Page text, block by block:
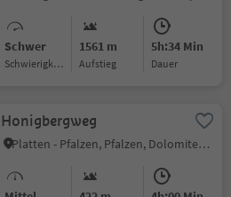
Schwer
Schwierigkeitsgrad
1561 m
Aufstieg
5h:34 Min
Dauer
Honigbergweg
Platten - Pfalzen, Pfalzen, Dolomitenregion Kronplatz